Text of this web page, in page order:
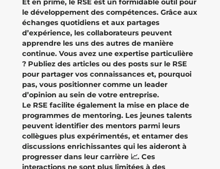
Et en prime, le RSE est un formidable outil pour
le développement des compétences. Grâce aux
échanges quotidiens et aux partages
d’expérience, les collaborateurs peuvent
apprendre les uns des autres de manière
continue. Vous avez une expertise particulière
? Publiez des articles ou des posts sur le RSE
pour partager vos connaissances et, pourquoi
pas, vous positionner comme un leader
d’opinion au sein de votre entreprise.
Le RSE facilite également la mise en place de
programmes de mentoring. Les jeunes talents
peuvent identifier des mentors parmi leurs
collègues plus expérimentés, et entamer des
discussions enrichissantes qui les aideront à
progresser dans leur carrière 📈. Ces
interactions ne sont plus limitées à des